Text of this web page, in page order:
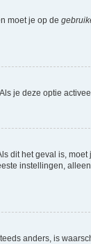
moet je op de
. Als je deze optie
het geval is,
instellingen,
anders, is